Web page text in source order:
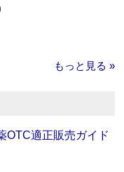
もっと見る »
OTC適正販売ガイド